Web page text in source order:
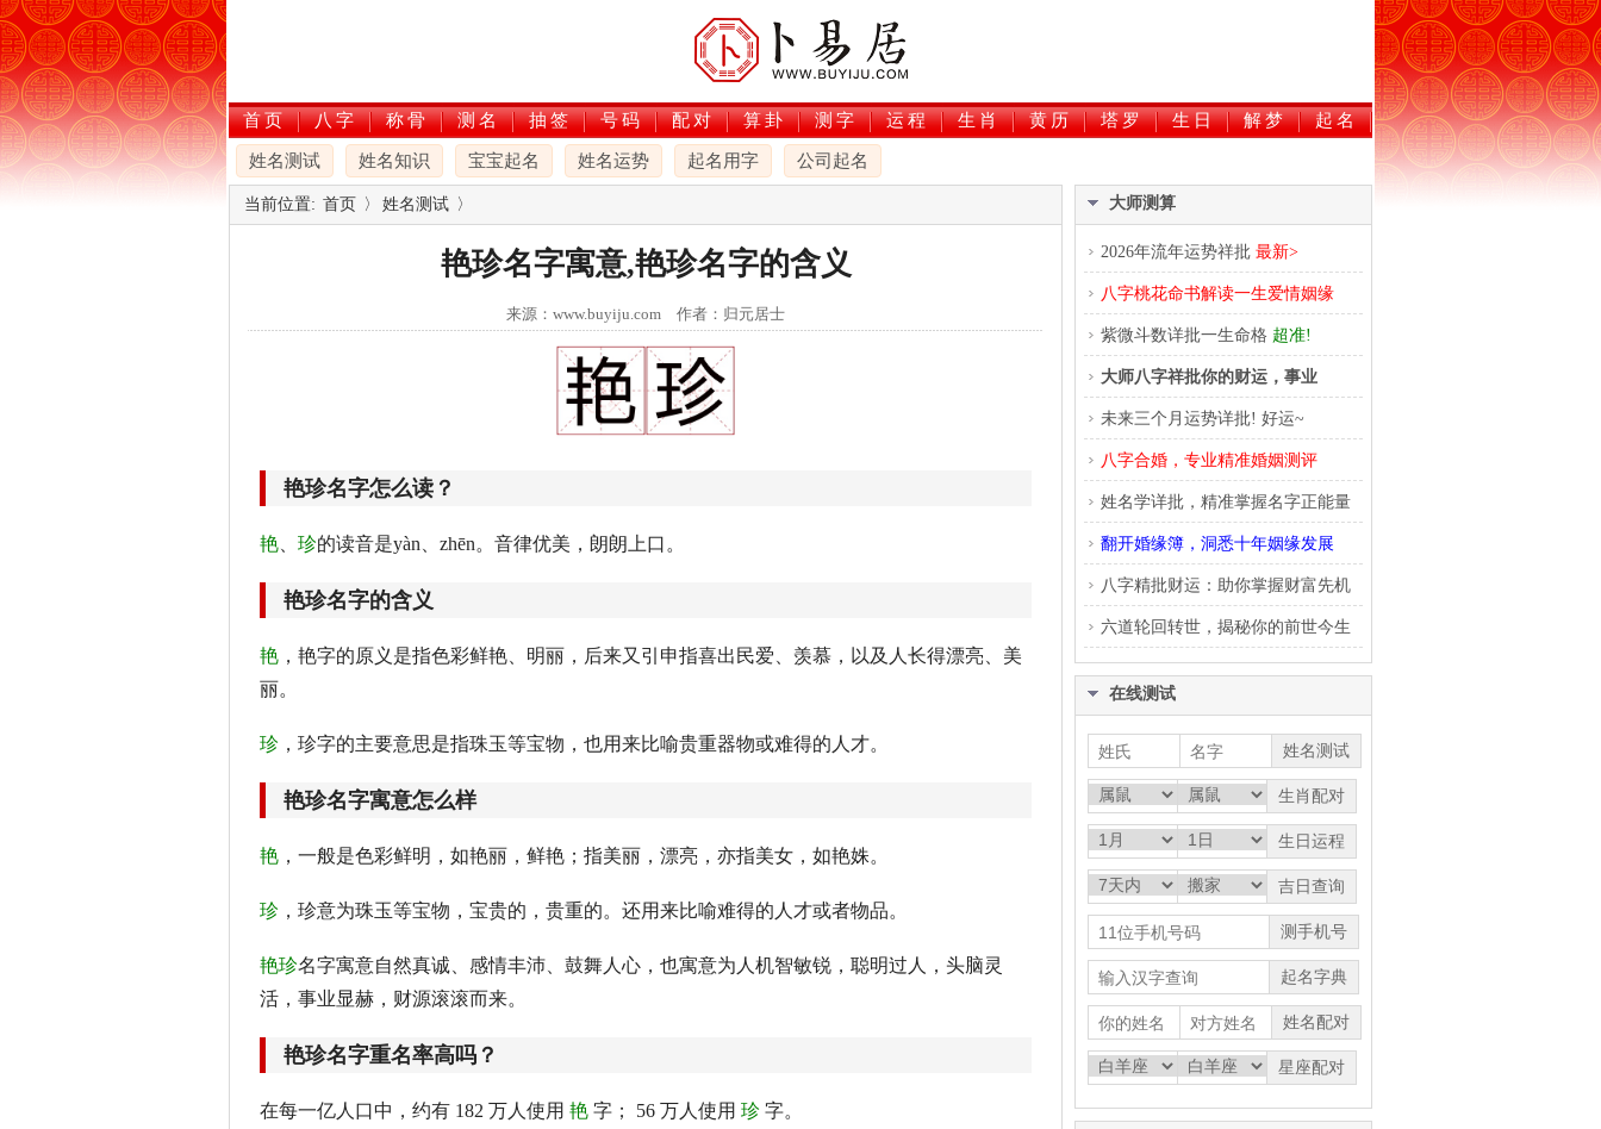
首页 八字 称骨 测名 抽签 号码 配对 算卦 测字 运程 生肖 黄历 塔罗 生日 解梦 起名
姓名测试 姓名知识 宝宝起名 姓名运势 起名用字 公司起名
当前位置: 首页 〉 姓名测试 〉
艳珍名字寓意,艳珍名字的含义
来源：www.buyiju.com 作者：归元居士
艳珍名字怎么读？
艳 珍的读音是yàn、zhēn。音律优美，朗朗上口。
艳珍名字的含义
艳 ，艳字的原义是指色彩鲜艳、明丽，后来又引申指喜出民爱、羡慕，以及人长得漂亮、美
丽。
珍 ，珍字的主要意思是指珠玉等宝物，也用来比喻贵重器物或难得的人才。
艳珍名字寓意怎么样
艳 ，一般是色彩鲜明，如艳丽，鲜艳；指美丽，漂亮，亦指美女，如艳姝。
珍 ，珍意为珠玉等宝物，宝贵的，贵重的。还用来比喻难得的人才或者物品。
艳珍名字寓意自然真诚、感情丰沛、鼓舞人心，也寓意为人机智敏锐，聪明过人，头脑灵
活，事业显赫，财源滚滚而来。
艳珍名字重名率高吗？
在每一亿人口中，约有 182 万人使用 艳 字； 56 万人使用 珍 字。
大师测算
2026年流年运势祥批 最新>
八字桃花命书解读一生爱情姻缘
紫微斗数详批一生命格 超准!
大师八字祥批你的财运，事业
未来三个月运势详批! 好运~
八字合婚，专业精准婚姻测评
姓名学详批，精准掌握名字正能量
翻开婚缘簿，洞悉十年姻缘发展
八字精批财运：助你掌握财富先机
六道轮回转世，揭秘你的前世今生
在线测试